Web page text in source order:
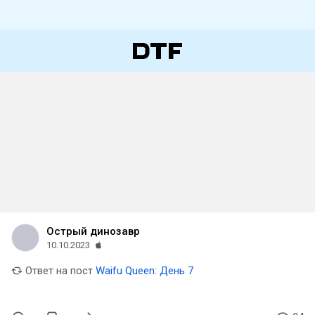
Острый динозавр
10.10.2023
Ответ на пост Waifu Queen: День 7